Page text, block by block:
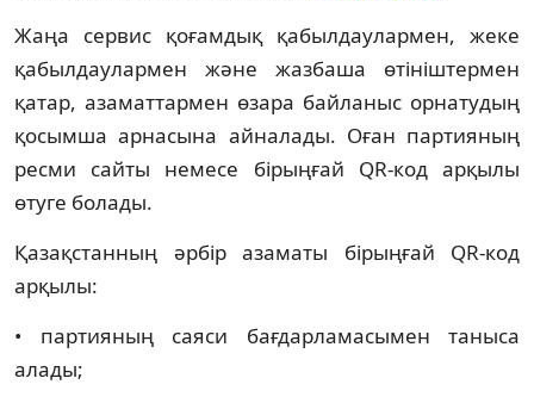
Жаңа сервис қоғамдық қабылдаулармен, жеке
қабылдаулармен және жазбаша өтініштермен
қатар, азаматтармен өзара байланыс орнатудың
қосымша арнасына айналады. Оған партияның
ресми сайты немесе бірыңғай QR-код арқылы
өтуге болады.
Қазақстанның әрбір азаматы бірыңғай QR-код
арқылы:
• партияның саяси бағдарламасымен таныса
алады;